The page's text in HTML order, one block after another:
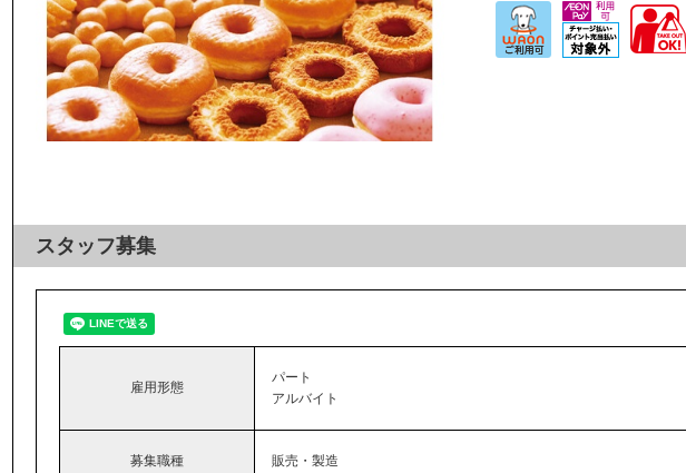
スタッフ募集
雇用形態
パート
アルバイト
募集職種 販売・製造